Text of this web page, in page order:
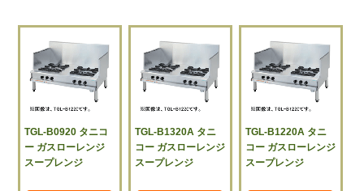
TGL-B0920 タニコ
ー ガスローレンジ
スープレンジ
TGL-B1320A タニ
コー ガスローレンジ
スープレンジ
TGL-B1220A タニ
コー ガスローレンジ
スープレンジ